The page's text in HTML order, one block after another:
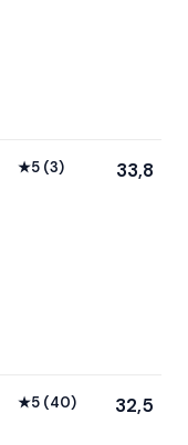
★5 (3) 33,8
★5 (40) 32,5